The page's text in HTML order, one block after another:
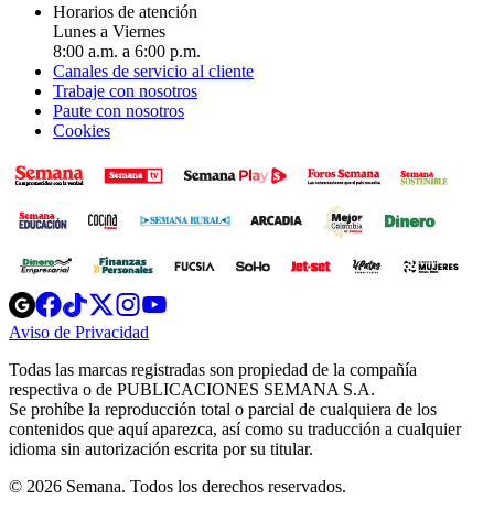
Horarios de atención
Lunes a Viernes
8:00 a.m. a 6:00 p.m.
Canales de servicio al cliente
Trabaje con nosotros
Paute con nosotros
Cookies
Opens
in
new
Opens
in
new
Opens
in
new
window
Opens
new
windowwindow
Aviso de Privacidad
new
window
Todas las marcas registradas son propiedad de la compañía
respectiva o de PUBLICACIONES SEMANA S.A.
Se prohíbe la reproducción total o parcial de cualquiera de los
contenidos que aquí aparezca, así como su traducción a cualquier
idioma sin autorización escrita por su titular.
© 2026 Semana. Todos los derechos reservados.